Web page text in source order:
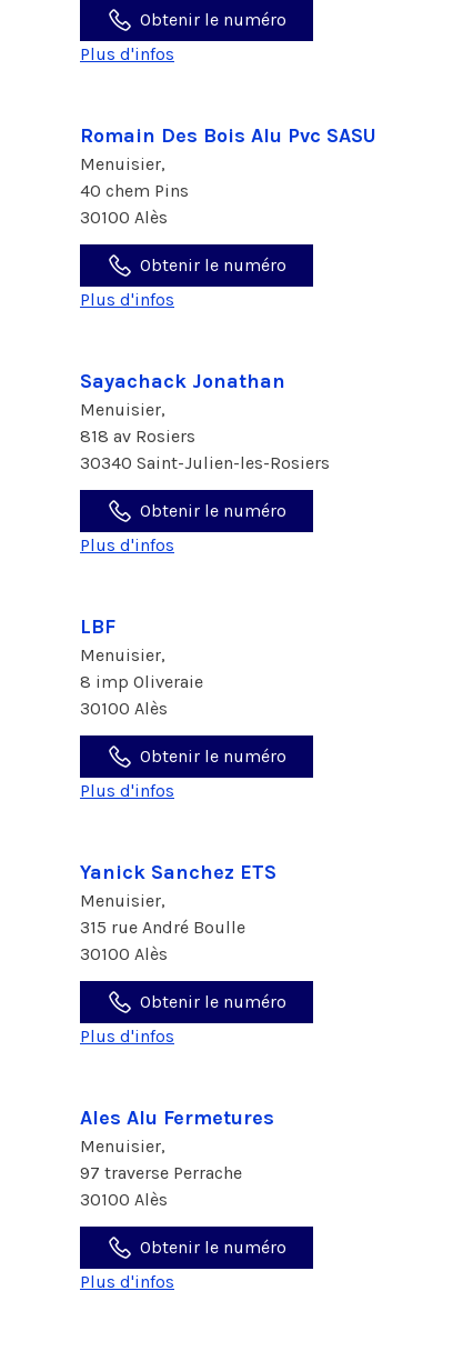
Obtenir le numéro
Plus d'infos
Romain Des Bois Alu Pvc SASU
Menuisier,
40 chem Pins
30100 Alès
Obtenir le numéro
Plus d'infos
Sayachack Jonathan
Menuisier,
818 av Rosiers
30340 Saint-Julien-les-Rosiers
Obtenir le numéro
Plus d'infos
LBF
Menuisier,
8 imp Oliveraie
30100 Alès
Obtenir le numéro
Plus d'infos
Yanick Sanchez ETS
Menuisier,
315 rue André Boulle
30100 Alès
Obtenir le numéro
Plus d'infos
Ales Alu Fermetures
Menuisier,
97 traverse Perrache
30100 Alès
Obtenir le numéro
Plus d'infos